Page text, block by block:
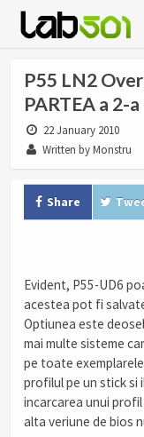
P55 LN2
PARTEA a 2-
22 January 2010
Written by Monstru
Share
Evident, P55-UD6
acestea pot fi
Optiunea este
mai multe sisteme
pe toate
profilul pe un stick si
incarcarea unui
alta veriune de bios